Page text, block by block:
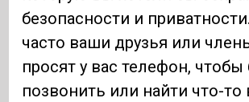
безопасности и
часто ваши друзья или
просят у вас телефон,
позвонить или найти что-то